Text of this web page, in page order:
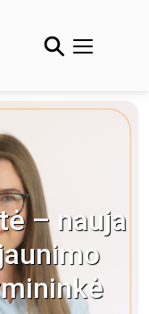
– nauja